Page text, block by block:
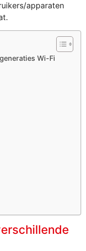
apparaten
Wi-Fi